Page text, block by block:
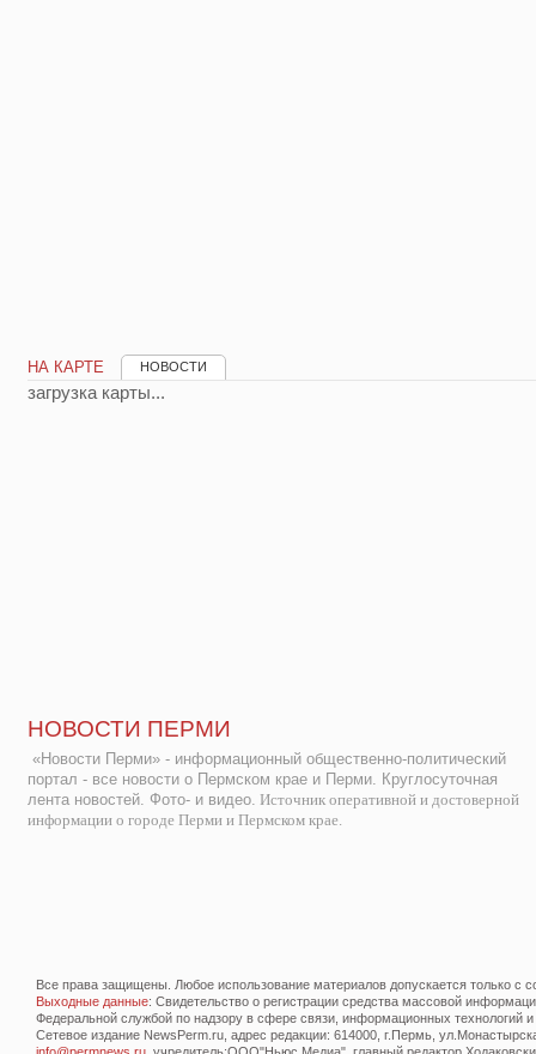
НА КАРТЕ НОВОСТИ
загрузка карты...
НОВОСТИ ПЕРМИ
«Новости Перми» - информационный общественно-политический
портал - все новости о Пермском крае и Перми. Круглосуточная
лента новостей. Фото- и видео. Источник оперативной и достоверной
информации о городе Перми и Пермском крае.
Все права защищены. Любое использование материалов допускается только с
Выходные данные: Свидетельство о регистрации средства массовой
Федеральной службой по надзору в сфере связи, информационных технологий
Сетевое издание NewsPerm.ru, адрес редакции: 614000, г.Пермь,
info@permnews.ru , учредитель:ООО"Ньюс Медиа", главный редактор